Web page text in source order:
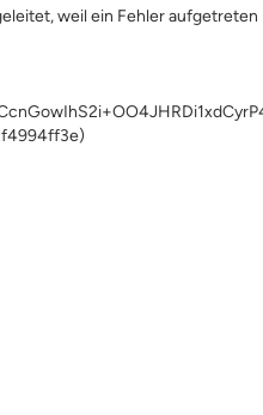
weil ein Fehler aufgetreten